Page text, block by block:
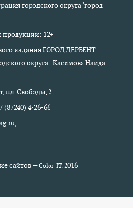
городского округа "город
12+
издания ГОРОД ДЕРБЕНТ
округа - Касимова Наида
пл. Свободы, 2
(87240) 4-26-66
сайтов —Color-IT.2016